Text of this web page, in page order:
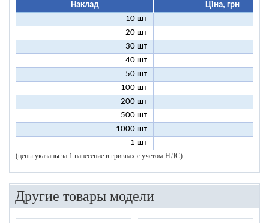
Наклад
Ціна, грн
10 шт
20 шт
30 шт
40 шт
50 шт
100 шт
200 шт
500 шт
1000 шт
1 шт
(цены указаны за 1 нанесение в гривнах с учетом НДС)
Другие товары модели